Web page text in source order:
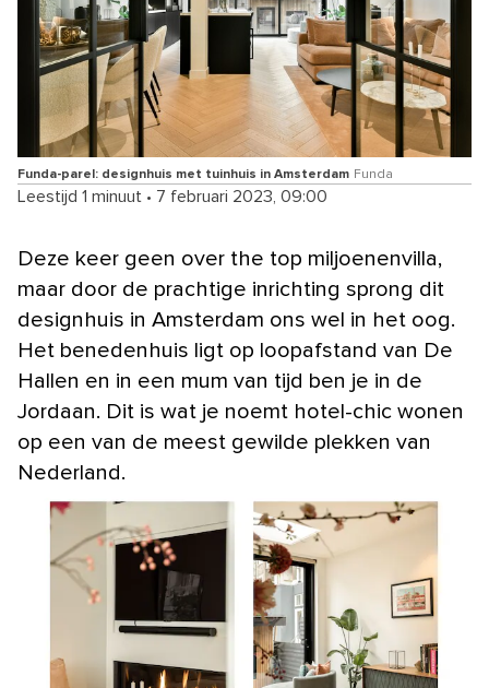
Funda-parel: designhuis met tuinhuis in Amsterdam Funda
Leestijd 1 minuut • 7 februari 2023, 09:00
Deze keer geen over the top miljoenenvilla,
maar door de prachtige inrichting sprong dit
designhuis in Amsterdam ons wel in het oog.
Het benedenhuis ligt op loopafstand van De
Hallen en in een mum van tijd ben je in de
Jordaan. Dit is wat je noemt hotel-chic wonen
op een van de meest gewilde plekken van
Nederland.